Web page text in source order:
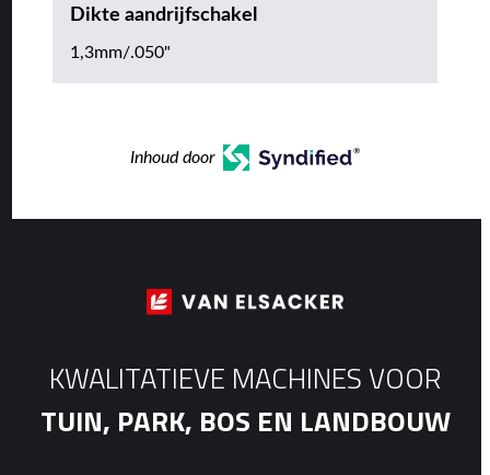
Dikte aandrijfschakel
1,3mm/.050"
Inhoud door
KWALITATIEVE MACHINES VOOR
TUIN, PARK, BOS EN LANDBOUW